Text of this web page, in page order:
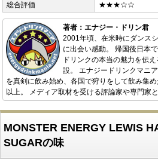
総合評価
★★★☆☆
著者：エナジー・ドリン君
2001年頃、在米時にダンス
に出会い感動。 帰国後日本
ドリンクの本当の魅力を伝
設。 エナジードリンクマニ
を真剣に飲み始め、各国で狩りをして飲み集
以上。 メディア取材を受ける評論家や専門家と
MONSTER ENERGY LEWIS
SUGARの味